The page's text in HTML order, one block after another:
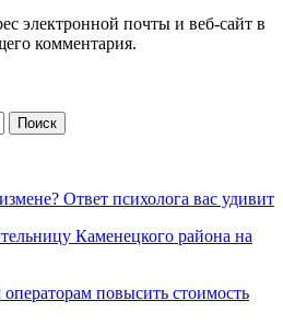
электронной почты и веб-сайт в
комментария.
Ответ психолога вас удивит
Каменецкого района на
повысить стоимость